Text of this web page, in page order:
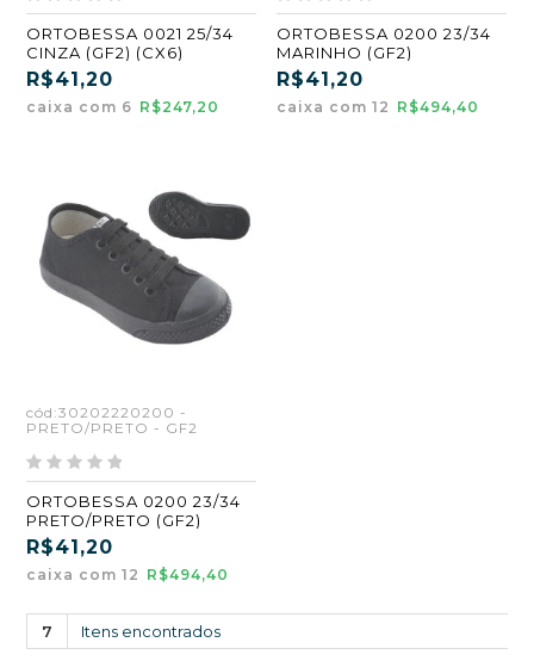
ORTOBESSA 0021 25/34
CINZA (GF2) (CX6)
R$41,20
caixa com 6 R$247,20
ORTOBESSA 0200 23/34
MARINHO (GF2)
R$41,20
caixa com 12 R$494,40
cód:30202220200 -
PRETO/PRETO - GF2
ORTOBESSA 0200 23/34
PRETO/PRETO (GF2)
R$41,20
caixa com 12 R$494,40
7 Itens encontrados